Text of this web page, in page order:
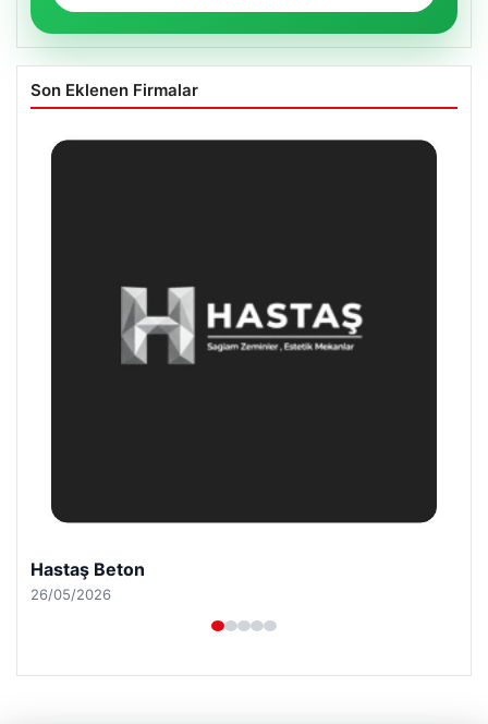
Son Eklenen Firmalar
Hastaş Beton
26/05/2026